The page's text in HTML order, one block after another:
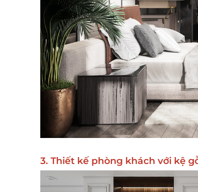
3. Thiết kế phòng khách với kệ